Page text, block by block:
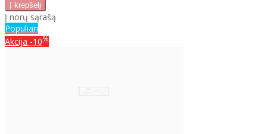
Į norų sąrašą
Populiari
Akcija -10%